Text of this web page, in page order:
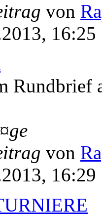
von
16:25
Rundbrief
von
16:29